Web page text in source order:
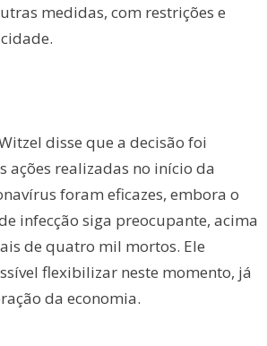
medidas, com restrições e
disse que a decisão foi
ações realizadas no início da
foram eficazes, embora o
infecção siga preocupante, acima
de quatro mil mortos. Ele
flexibilizar neste momento, já
da economia.